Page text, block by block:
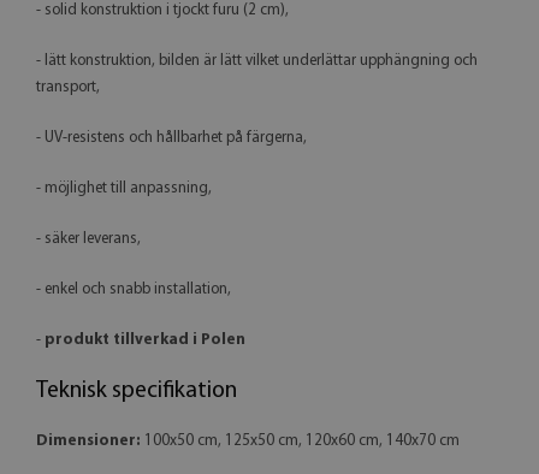
- solid konstruktion i tjockt furu (2 cm),
- lätt konstruktion, bilden är lätt vilket underlättar upphängning och
transport,
- UV-resistens och hållbarhet på färgerna,
- möjlighet till anpassning,
- säker leverans,
- enkel och snabb installation,
- produkt tillverkad i Polen
Teknisk specifikation
Dimensioner: 100x50 cm, 125x50 cm, 120x60 cm, 140x70 cm